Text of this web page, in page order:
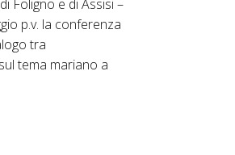
Foligno e di Assisi –
p.v. la conferenza
tra
tema mariano a